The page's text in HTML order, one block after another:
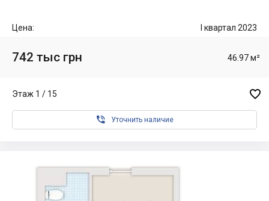
Цена: I квартал 2023
742 тыс грн 46.97 м²
Этаж 1 / 15 
 Уточнить наличие